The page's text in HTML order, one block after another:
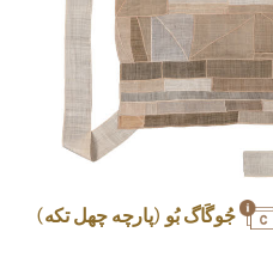
جُوگَاگ بُو (پارچه چهل تکه)